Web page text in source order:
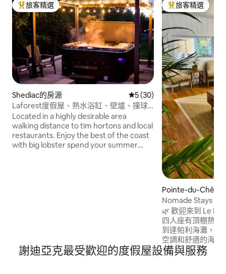
旅客精選榜首
旅客精選
Shediac的房源 從 30 則評價中獲得 5 的平
5 (30)
Laforest度假屋、熱水浴缸、壁爐、撞球
桌、遊戲機
Located in a highly desirable area
walking distance to tim hortons and local
restaurants. Enjoy the best of the coast
with big lobster spend your summer
旅客精選榜首
旅客精選
Pointe-du-Chêne
Nomade Stays 的
邊漫步
🌿 歡迎來到 Le
四人座有頂棚熱水
到達帕利海灘，步
空調和舒適的海灘
啡機，含咖啡膠囊
（大金剛、瑪利歐
謝迪亞克最受歡迎的度假屋設備與服務